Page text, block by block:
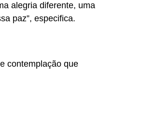
alegria diferente, uma
paz”, especifica.
contemplação que